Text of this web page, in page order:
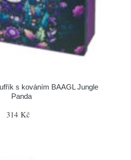
s kováním BAAGL Jungle
Panda
314 Kč